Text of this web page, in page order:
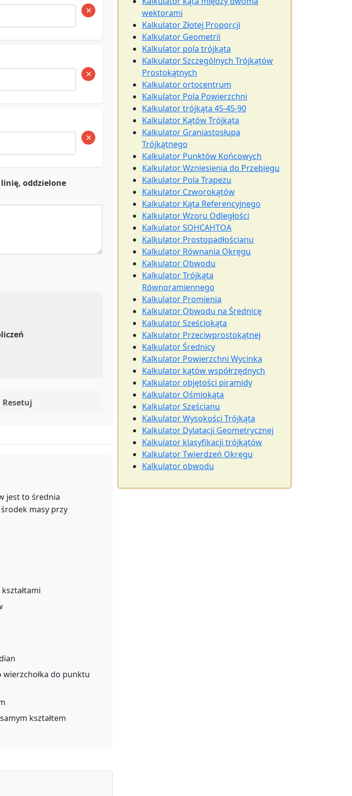
×
×
×
oddzielone
Resetuj
jest to średnia
masy przy
do punktu
kształtem
wektorami
Kalkulator Złotej Proporcji
Kalkulator Geometrii
Kalkulator pola trójkąta
Kalkulator Szczególnych Trójkątów
Prostokątnych
Kalkulator ortocentrum
Kalkulator Pola Powierzchni
Kalkulator trójkąta 45-45-90
Kalkulator Kątów Trójkąta
Kalkulator Graniastosłupa
Trójkątnego
Kalkulator Punktów Końcowych
Kalkulator Wzniesienia do Przebiegu
Kalkulator Pola Trapezu
Kalkulator Czworokątów
Kalkulator Kąta Referencyjnego
Kalkulator Wzoru Odległości
Kalkulator SOHCAHTOA
Kalkulator Prostopadłościanu
Kalkulator Równania Okręgu
Kalkulator Obwodu
Kalkulator Trójkąta
Równoramiennego
Kalkulator Promienia
Kalkulator Obwodu na Średnicę
Kalkulator Sześciokąta
Kalkulator Przeciwprostokątnej
Kalkulator Średnicy
Kalkulator Powierzchni Wycinka
Kalkulator kątów współrzędnych
Kalkulator objętości piramidy
Kalkulator Ośmiokąta
Kalkulator Sześcianu
Kalkulator Wysokości Trójkąta
Kalkulator Dylatacji Geometrycznej
Kalkulator klasyfikacji trójkątów
Kalkulator Twierdzeń Okręgu
Kalkulator obwodu